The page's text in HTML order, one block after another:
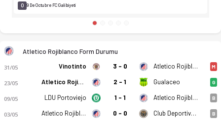
0 9 De Octubre FC Galibiyeti
Atletico Rojiblanco Form Durumu
31/05 Vinotinto 3 - 0 Atletico Rojiblanco M
23/05 Atletico Rojiblanco 2 - 1 Gualaceo G
09/05 LDU Portoviejo 1 - 1 Atletico Rojiblanco B
03/05 Atletico Rojiblanco 0 - 0 Club Deportivo Cuenca Juniors B